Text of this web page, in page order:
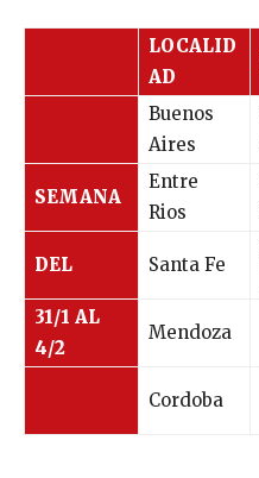
LOCALID
AD
Buenos
Aires
SEMANA
Entre
Rios
DEL Santa Fe
31/1 AL
4/2
Mendoza
Cordoba